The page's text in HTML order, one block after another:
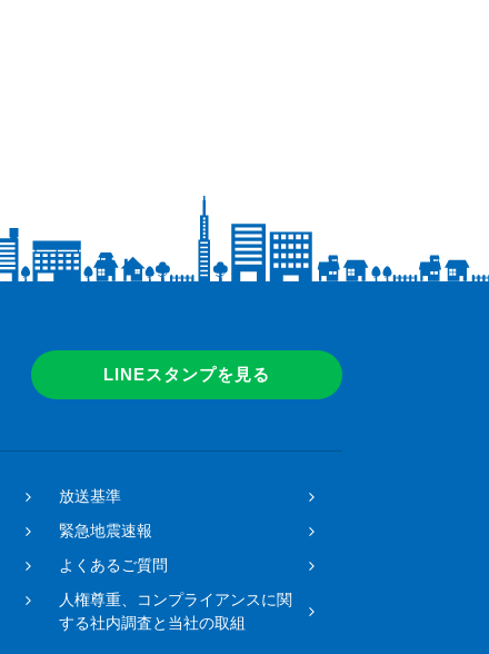
LINEスタンプを見る
放送基準
緊急地震速報
よくあるご質問
人権尊重、コンプライアンスに関
する社内調査と当社の取組